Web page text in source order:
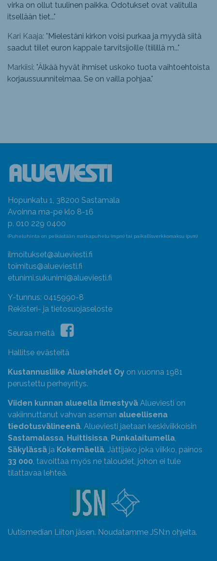
virka on ollut tuulinen paikka. Odotukset ovat valitulla
itsellään tiet..."
Kari Kaaja: "Mielestäni kirkon voisi purkaa ja myydä siitä
saadut tiilet euron kappale tarvitsijoille (tiilillä m..."
Markiisi: "Älkää hyvät ihmiset uskoko tuota vaihtoehtoista
korjaussuunnitelmaa. Se on vailla pohjaa."
Hopunkatu 1, 38200 Sastamala
Avoinna ma-pe klo 8-16
p. 010 229 0400
(Puheluhinta on pelkästään matkapuhelu (mpm) tai paikallisverkkomaksu (pvm)
ilmoitukset@alueviesti.fi
toimitus@alueviesti.fi
etunimi.sukunimi@alueviesti.fi
Y-tunnus: 0415990-8
Rekisteri- ja tietosuojaseloste
Seuraa meitä
Hallitse evästeitä
Kustannusliike Aluelehdet Oy on vuonna 1981
perustettu perheyritys.
Viiden kunnan alueella ilmestyvä Alueviesti on
vakiinnuttanut vahvan aseman alueellisena
tiedotusvälineenä. Alueviesti jaetaan keskiviikkoisin
Sastamalassa, Huittisissa, Punkalaitumella,
Säkylässä ja Kokemäellä. Jättijako joka viikko, painos
33 000, tavoittaa myös ne taloudet, johon ei tule
tilattavaa lehteä.
Uutismedian Liiton jäsen. Noudatamme JSN:n ohjeita.